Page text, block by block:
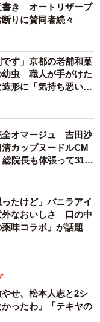
チ2人分やん！！
ジャーシートの上
店内で食いたい
光さん。
コマ（月光もりあさん
書き オートリザーブ
りに賛同者続々
す」京都の老舗和菓
虫 職人が手がけた
形に「気持ち悪いく
全オマージュ 吉田沙
カップヌードルCM
院長も体張って31万
たけど」バニラアイ
なおいしさ 口の中
味コラボ」が話題
やせ、松本人志と2シ
ったわ」「テキヤの